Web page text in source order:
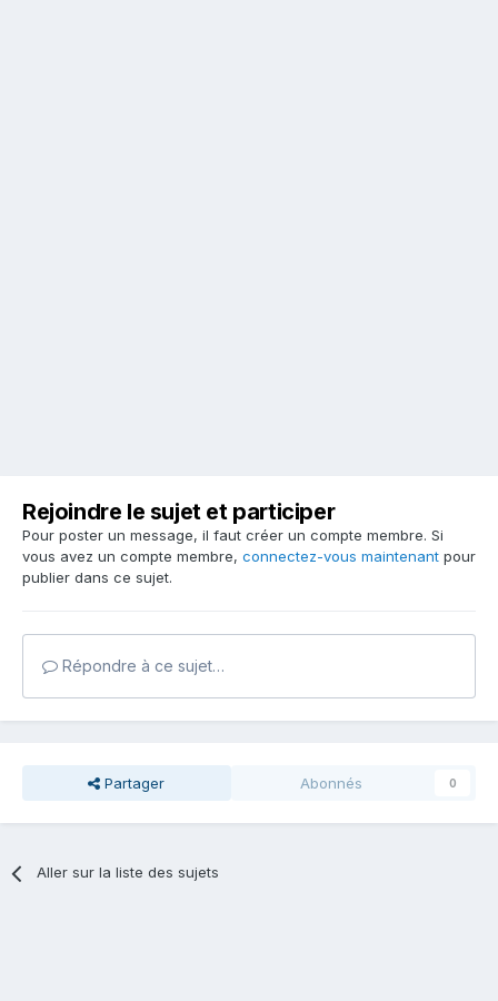
Rejoindre le sujet et participer
Pour poster un message, il faut créer un compte membre. Si
vous avez un compte membre, connectez-vous maintenant pour
publier dans ce sujet.
Répondre à ce sujet…
Partager Abonnés 0
Aller sur la liste des sujets